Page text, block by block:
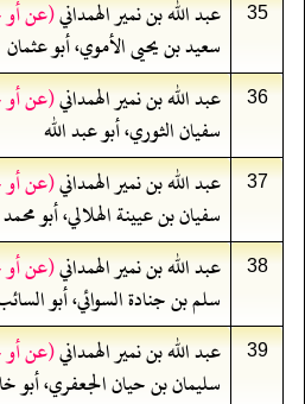
35 عبد الله بن نمير الهمداني(عن أو
سعيد بن يحيى الأموي، أبو عثمان
36 عبد الله بن نمير الهمداني(عن أو
سفيان الثوري، أبو عبد الله
37 عبد الله بن نمير الهمداني(عن أو
سفيان بن عيينة الهلالي، أبو محمد
38 عبد الله بن نمير الهمداني(عن أو
سلم بن جنادة السوائي، أبو
39 عبد الله بن نمير الهمداني(عن أو
سليمان بن حيان الجعفري، أبو